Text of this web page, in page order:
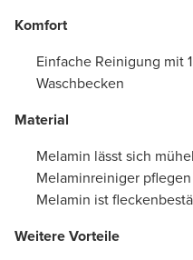
Komfort
Einfache Reinigung mit
Waschbecken
Material
Melamin lässt sich
Melaminreiniger pflegen
Melamin ist
Weitere Vorteile